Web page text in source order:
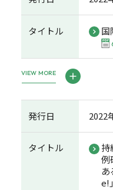
タイトル 国
VIEW MORE
発行日 2022
タイトル
持
例
e!」